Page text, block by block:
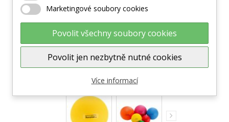
Zobrazit větší
Marketingové soubory cookies
Povolit všechny soubory cookies
Povolit jen nezbytně nutné cookies
Více informací